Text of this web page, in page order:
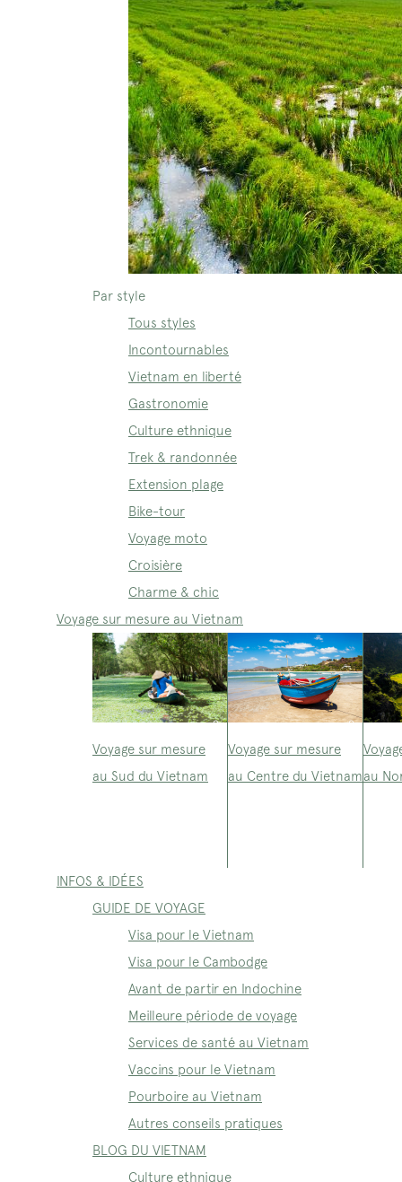
Par style
Tous styles
Incontournables
Vietnam en liberté
Gastronomie
Culture ethnique
Trek & randonnée
Extension plage
Bike-tour
Voyage moto
Croisière
Charme & chic
Voyage sur mesure au Vietnam
Voyage sur mesure
au Sud du Vietnam
Voyage sur mesure
au Centre du Vietnamau
INFOS & IDÉES
GUIDE DE VOYAGE
Visa pour le Vietnam
Visa pour le Cambodge
Avant de partir en Indochine
Meilleure période de voyage
Services de santé au Vietnam
Vaccins pour le Vietnam
Pourboire au Vietnam
Autres conseils pratiques
BLOG DU VIETNAM
Culture ethnique